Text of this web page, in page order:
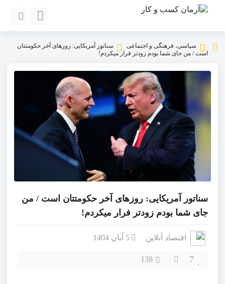
سیاسی، فرهنگی و اجتماعی
سناتور آمریکایی: روزهای آخر حکومتتان
است / من جای شما بودم زودتر فرار میکردم!
سناتور آمریکایی: روزهای آخر حکومتتان است / من
جای شما بودم زودتر فرار میکردم!
اقتصاد آنلاین 5 آبان 1404
7 ۰ 138